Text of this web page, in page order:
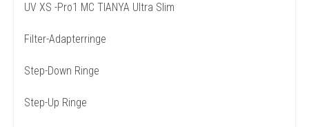
UV XS -Pro1 MC TIANYA Ultra Slim
Filter-Adapterringe
Step-Down Ringe
Step-Up Ringe